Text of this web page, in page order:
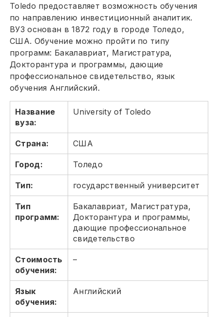
Toledo предоставляет возможность обучения
по направлению инвестиционный аналитик.
ВУЗ основан в 1872 году в городе Толедо,
США. Обучение можно пройти по типу
программ: Бакалавриат, Магистратура,
Докторантура и программы, дающие
профессиональное свидетельство, язык
обучения Английский.
Название
вуза:
University of Toledo
Страна: США
Город: Толедо
Тип: государственный университет
Тип
программ:
Бакалавриат, Магистратура,
Докторантура и программы,
дающие профессиональное
свидетельство
Стоимость
обучения:
–
Язык
обучения:
Английский